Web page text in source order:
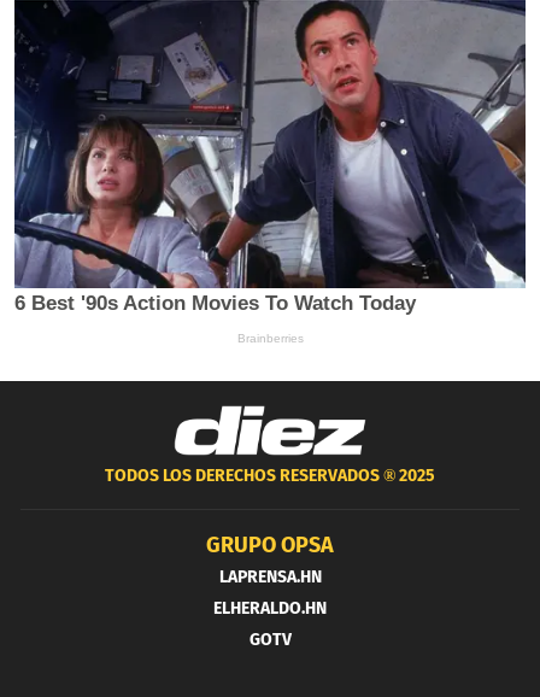
TODOS LOS DERECHOS RESERVADOS ®2025
GRUPO OPSA
LAPRENSA.HN
ELHERALDO.HN
GOTV